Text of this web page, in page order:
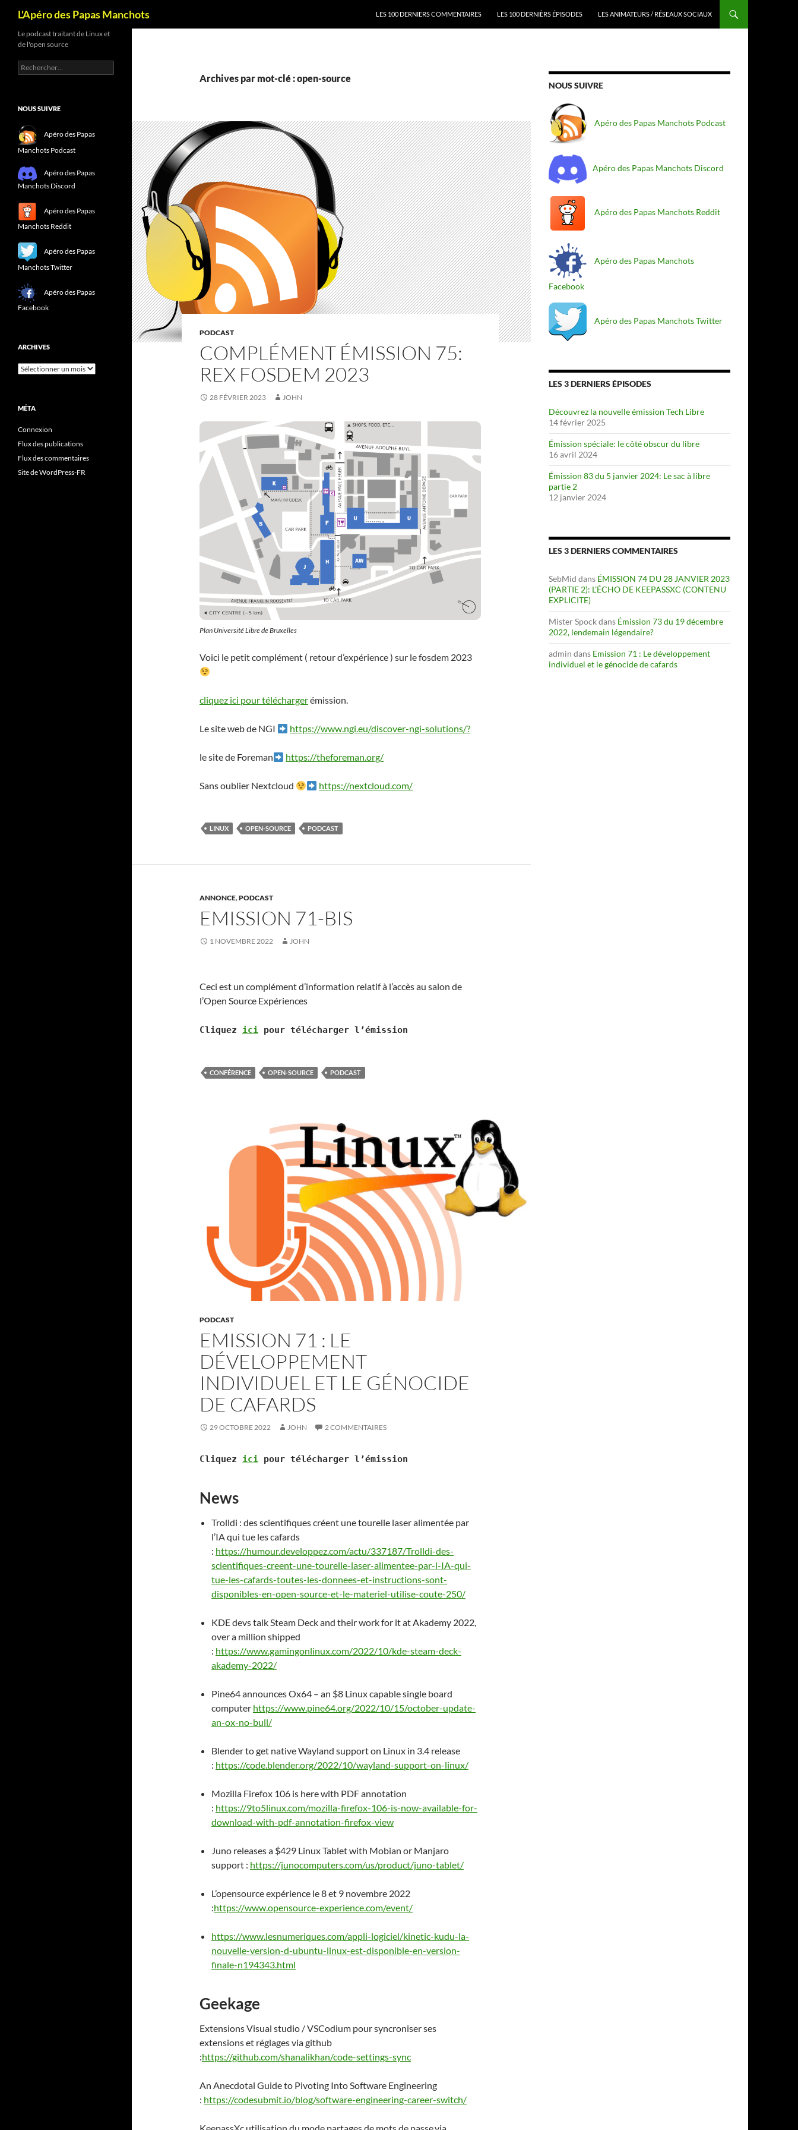
L'Apéro des Papas Manchots
LES 100 DERNIERS COMMENTAIRES
LES 100 DERNIÈRS ÉPISODES LES ANIMATEURS / RÉSEAUX SOCIAUX
Archives par mot-clé : open-source
PODCAST
COMPLÉMENT ÉMISSION 75:
REX FOSDEM 2023
28 FÉVRIER 2023 JOHN
Plan Université Libre de Bruxelles
Voici le petit complément ( retour d’expérience ) sur le fosdem 2023
cliquez ici pour téléchargerémission.
Le site web de NGI https://www.ngi.eu/discover-ngi-solutions/?
le site de Foreman https://theforeman.org/
Sans oublier Nextcloud https://nextcloud.com/
LINUX OPEN-SOURCE PODCAST
ANNONCE,PODCAST
EMISSION 71-BIS
1 NOVEMBRE 2022 JOHN
Ceci est un complément d’information relatif à l’accès au salon de
l’Open Source Expériences
Cliquez ici pour télécharger l’émission
CONFÉRENCE OPEN-SOURCE PODCAST
PODCAST
EMISSION 71 : LE
DÉVELOPPEMENT
INDIVIDUEL ET LE GÉNOCIDE
DE CAFARDS
29 OCTOBRE 2022 JOHN 2 COMMENTAIRES
Cliquez ici pour télécharger l’émission
News
Trolldi : des scientifiques créent une tourelle laser alimentée par
l’IA qui tue les cafards
: https://humour.developpez.com/actu/337187/Trolldi-des-
scientifiques-creent-une-tourelle-laser-alimentee-par-l-IA-qui-
tue-les-cafards-toutes-les-donnees-et-instructions-sont-
disponibles-en-open-source-et-le-materiel-utilise-coute-250/
KDE devs talk Steam Deck and their work for it at Akademy 2022,
over a million shipped
: https://www.gamingonlinux.com/2022/10/kde-steam-deck-
akademy-2022/
Pine64 announces Ox64 – an $8 Linux capable single board
computer https://www.pine64.org/2022/10/15/october-update-
an-ox-no-bull/
Blender to get native Wayland support on Linux in 3.4 release
: https://code.blender.org/2022/10/wayland-support-on-linux/
Mozilla Firefox 106 is here with PDF annotation
: https://9to5linux.com/mozilla-firefox-106-is-now-available-for-
download-with-pdf-annotation-firefox-view
Juno releases a $429 Linux Tablet with Mobian or Manjaro
support : https://junocomputers.com/us/product/juno-tablet/
L’opensource expérience le 8 et 9 novembre 2022
:https://www.opensource-experience.com/event/
https://www.lesnumeriques.com/appli-logiciel/kinetic-kudu-la-
nouvelle-version-d-ubuntu-linux-est-disponible-en-version-
finale-n194343.html
Geekage
Extensions Visual studio / VSCodium pour syncroniser ses
extensions et réglages via github
:https://github.com/shanalikhan/code-settings-sync
An Anecdotal Guide to Pivoting Into Software Engineering
: https://codesubmit.io/blog/software-engineering-career-switch/
NOUS SUIVRE
Apéro des Papas Manchots Podcast
Apéro des Papas Manchots Discord
Apéro des Papas Manchots Reddit
Apéro des Papas Manchots
Facebook
Apéro des Papas Manchots Twitter
LES 3 DERNIERS ÉPISODES
Découvrez la nouvelle émission Tech Libre
14 février 2025
Émission spéciale: le côté obscur du libre
16 avril 2024
Émission 83 du 5 janvier 2024: Le sac à libre
partie 2
12 janvier 2024
LES 3 DERNIERS COMMENTAIRES
SebMid dans ÉMISSION 74 DU 28 JANVIER 2023
(PARTIE 2): L’ÉCHO DE KEEPASSXC (CONTENU
EXPLICITE)
Mister Spockdans Émission 73 du 19 décembre
2022, lendemain légendaire?
admin dans Emission 71 : Le développement
individuel et le génocide de cafards
Le podcast traitant de Linux et
de l'open source
Rechercher :
NOUS SUIVRE
Apéro des Papas
Manchots Podcast
Apéro des Papas
Manchots Discord
Apéro des Papas
Manchots Reddit
Apéro des Papas
Manchots Twitter
Apéro des Papas
Facebook
ARCHIVES
Archives
MÉTA
Connexion
Flux des publications
Flux des commentaires
Site de WordPress-FR